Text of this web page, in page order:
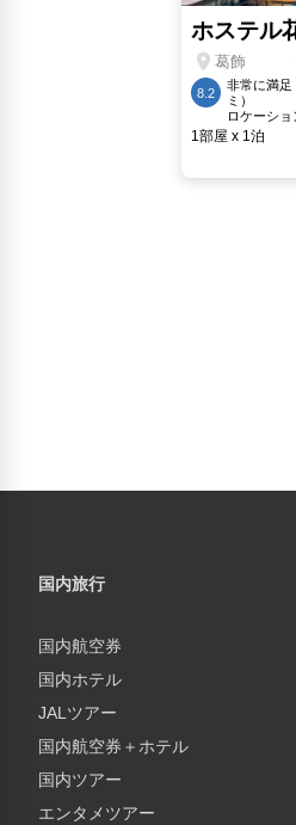
国内旅行
国内航空券
国内ホテル
JALツアー
国内航空券＋ホテル
国内ツアー
エンタメツアー